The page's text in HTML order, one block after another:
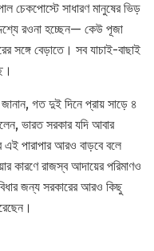
চেকপোস্টে সাধারণ মানুষের ভিড়
রওনা হচ্ছেন— কেউ পূজা
সঙ্গে বেড়াতে। সব যাচাই-বাছাই
গত দুই দিনে প্রায় সাড়ে ৪
ভারত সরকার যদি আবার
এই পারাপার আরও বাড়বে বলে
কারণে রাজস্ব আদায়ের পরিমাণও
জন্য সরকারের আরও কিছু